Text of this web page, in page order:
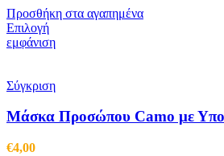
Προσθήκη στα αγαπημένα
ΕπιλογήΑυτό
το
πολλαπλές
Οι
επιλογές
εμφάνιση
Σύγκριση
Μάσκα Προσώπου Camo με
€4,00